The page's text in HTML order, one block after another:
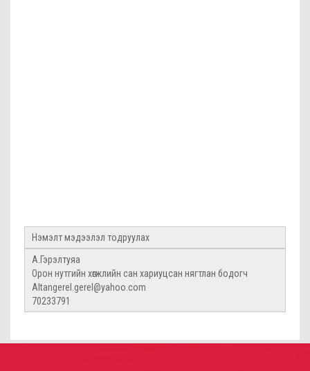
Нэмэлт мэдээлэл тодруулах
А.Гэрэлтуяа
Орон нутгийн хөгжлийн сан хариуцсан нягтлан бодогч
Altangerel.gerel@yahoo.com
70233791